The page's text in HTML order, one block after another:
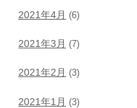
2021年4月 (6)
2021年3月 (7)
2021年2月 (3)
2021年1月 (3)